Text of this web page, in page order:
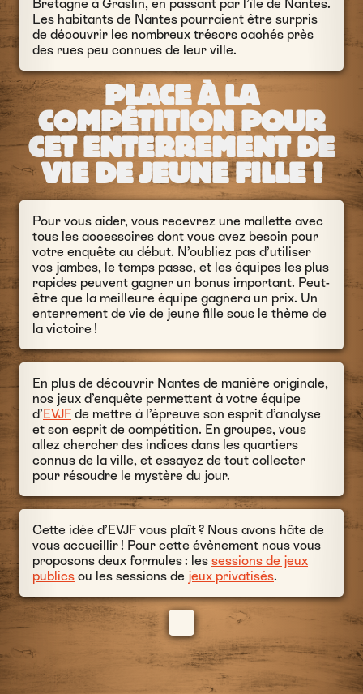
Bretagne à Graslin, en passant par l’île de Nantes.
Les habitants de Nantes pourraient être surpris
de découvrir les nombreux trésors cachés près
des rues peu connues de leur ville.
PLACE À LA
COMPÉTITION POUR
CET ENTERREMENT DE
VIE DE JEUNE FILLE !
Pour vous aider, vous recevrez une mallette avec
tous les accessoires dont vous avez besoin pour
votre enquête au début. N’oubliez pas d’utiliser
vos jambes, le temps passe, et les équipes les plus
rapides peuvent gagner un bonus important. Peut-
être que la meilleure équipe gagnera un prix. Un
enterrement de vie de jeune fille sous le thème de
la victoire !
En plus de découvrir Nantes de manière originale,
nos jeux d’enquête permettent à votre équipe
d’EVJF de mettre à l’épreuve son esprit d’analyse
et son esprit de compétition. En groupes, vous
allez chercher des indices dans les quartiers
connus de la ville, et essayez de tout collecter
pour résoudre le mystère du jour.
Cette idée d’EVJF vous plaît ? Nous avons hâte de
vous accueillir ! Pour cette évènement nous vous
proposons deux formules : les sessions de jeux
publics ou les sessions de jeux privatisés.